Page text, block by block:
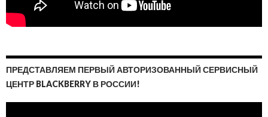
ПРЕДСТАВЛЯЕМ ПЕРВЫЙ АВТОРИЗОВАННЫЙ СЕРВИСНЫЙ
ЦЕНТР BLACKBERRY В РОССИИ!